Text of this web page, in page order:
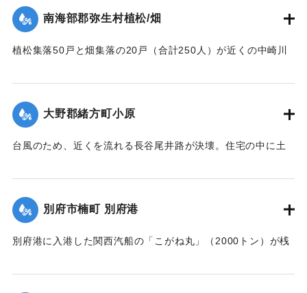
｜固有コード: 00708021
南海部郡弥生村植松/畑
植松集落50戸と畑集落の20戸（合計250人）が近くの中崎川
｜固有コード: 00708022
大野郡緒方町小原
台風のため、近くを流れる長谷尾井路が決壊。住宅の中に土
｜固有コード:
別府市楠町 別府港
別府港に入港した関西汽船の「こがね丸」（2000トン）が桟
れ、乗客を乗せたまま接岸できなくなった。「こがね丸」は